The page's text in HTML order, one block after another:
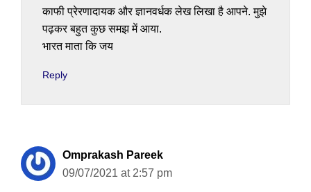
काफी प्रेरणादायक और ज्ञानवर्धक लेख लिखा है आपने. मुझे
पढ़कर बहुत कुछ समझ में आया.
भारत माता कि जय
Reply
Omprakash Pareek
09/07/2021 at 2:57 pm